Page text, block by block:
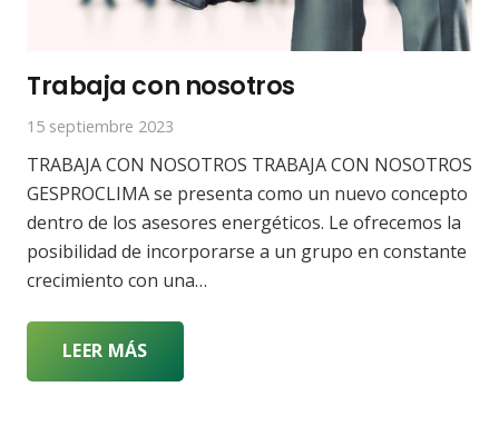
Trabaja con nosotros
15 septiembre 2023
TRABAJA CON NOSOTROS TRABAJA CON NOSOTROS
GESPROCLIMA se presenta como un nuevo concepto
dentro de los asesores energéticos. Le ofrecemos la
posibilidad de incorporarse a un grupo en constante
crecimiento con una…
LEER MÁS